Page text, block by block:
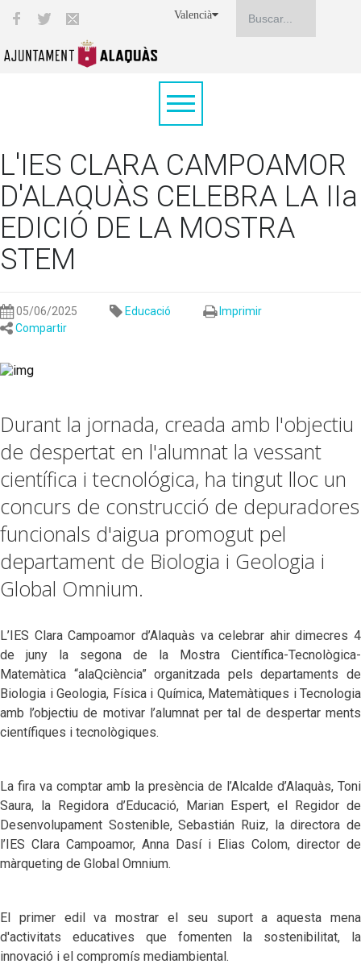
Valencià
L'IES CLARA CAMPOAMOR
D'ALAQUÀS CELEBRA LA IIa
EDICIÓ DE LA MOSTRA
STEM
05/06/2025 Educació
Imprimir
Compartir
Durant la jornada, creada amb l'objectiu
de despertat en l'alumnat la vessant
científica i tecnológica, ha tingut lloc un
concurs de construcció de depuradores
funcionals d'aigua promogut pel
departament de Biologia i Geologia i
Global Omnium.
L’IES Clara Campoamor d’Alaquàs va celebrar ahir dimecres 4
de juny la segona de la Mostra Científica-Tecnològica-
Matemàtica “alaQciència” organitzada pels departaments de
Biologia i Geologia, Física i Química, Matemàtiques i Tecnologia
amb l’objectiu de motivar l’alumnat per tal de despertar ments
científiques i tecnològiques.
La fira va comptar amb la presència de l’Alcalde d’Alaquàs, Toni
Saura, la Regidora d’Educació, Marian Espert, el Regidor de
Desenvolupament Sostenible, Sebastián Ruiz, la directora de
l’IES Clara Campoamor, Anna Dasí i Elias Colom, director de
màrqueting de Global Omnium.
El primer edil va mostrar el seu suport a aquesta mena
d'activitats educatives que fomenten la sostenibilitat, la
innovació i el compromís mediambiental.